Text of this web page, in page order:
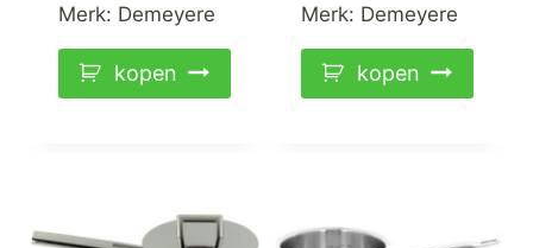
Merk: Demeyere
kopen
Merk: Demeyere
kopen